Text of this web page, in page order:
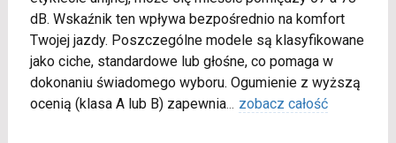
dB. Wskaźnik ten wpływa bezpośrednio na komfort
Twojej jazdy. Poszczególne modele są klasyfikowane
jako ciche, standardowe lub głośne, co pomaga w
dokonaniu świadomego wyboru. Ogumienie z wyższą
ocenią (klasa A lub B) zapewnia... zobacz całość